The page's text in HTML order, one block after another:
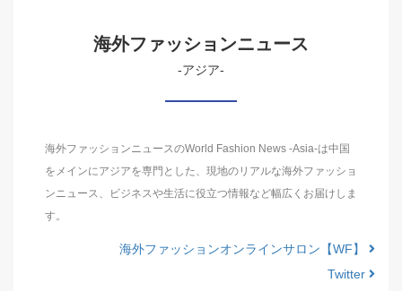
海外ファッションニュース
-アジア-
海外ファッションニュースのWorld Fashion News -Asia-は中国
をメインにアジアを専門とした、現地のリアルな海外ファッショ
ンニュース、ビジネスや生活に役立つ情報など幅広くお届けしま
す。
海外ファッションオンラインサロン【WF】
Twitter